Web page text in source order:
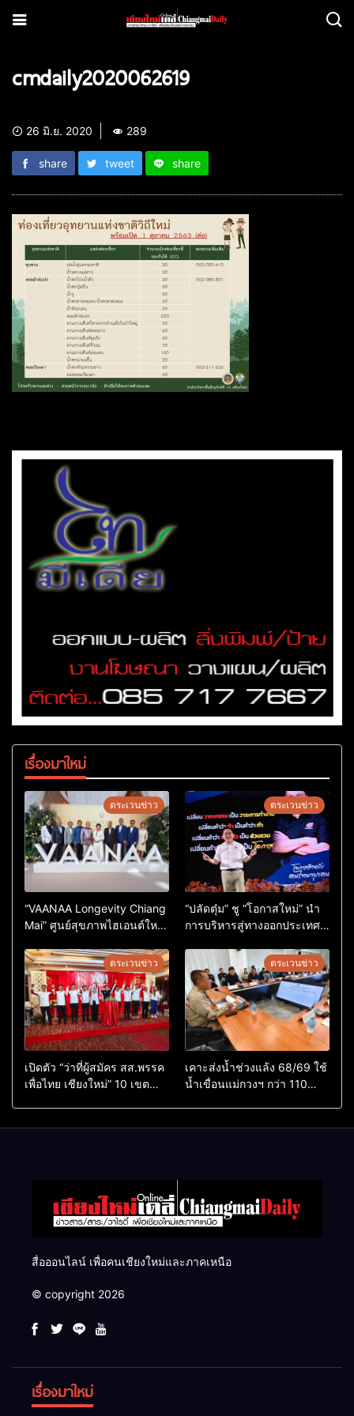
cmdaily2020062619
26 มิ.ย. 2020 289
share tweet share
เรื่องมาใหม่
ตระเวนข่าว
“VAANAA Longevity Chiang
Mai” ศูนย์สุขภาพไฮเอนต์ใหญ่
ตระเวนข่าว
“ปลัดตุ๋ม” ชู “โอกาสใหม่” นำ
การบริหารสู่ทางออกประเทศ
ตระเวนข่าว
เปิดตัว “ว่าที่ผู้สมัคร สส.พรรค
เพื่อไทย เชียงใหม่” 10 เขต
ตระเวนข่าว
เคาะส่งน้ำช่วงแล้ง 68/69 ใช้
น้ำเขื่อนแม่กวงฯ กว่า 110
สื่อออนไลน์ เพื่อคนเชียงใหม่และภาคเหนือ
© copyright 2026
เรื่องมาใหม่